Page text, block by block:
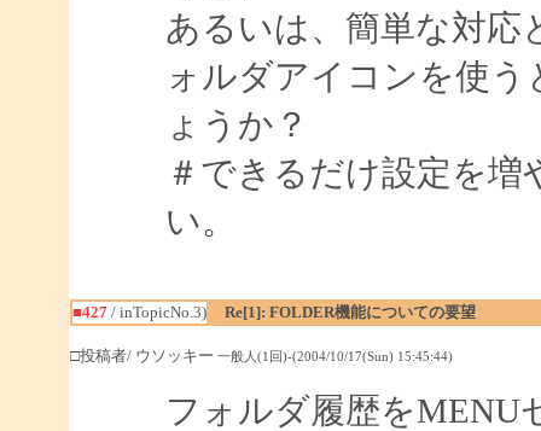
あるいは、簡単な対応
ォルダアイコンを使
ょうか？
＃できるだけ設定を
い。
■427/ inTopicNo.3) Re[1]: FOLDER機能についての要望
□投稿者/ ウソッキー 一般人(1回)-(2004/10/17(Sun) 15:45:44)
フォルダ履歴をMENU